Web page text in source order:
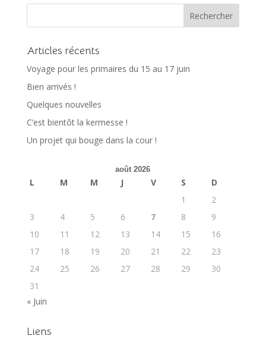
Articles récents
Voyage pour les primaires du 15 au 17 juin
Bien arrivés !
Quelques nouvelles
C’est bientôt la kermesse !
Un projet qui bouge dans la cour !
août 2026
L M M J V S
D
1
2
3
4 5 6 7 8
9
10
11 12 13 14 15
16
17
18 19 20 21 22
23
24
25 26 27 28 29
30
31
« Juin
Liens